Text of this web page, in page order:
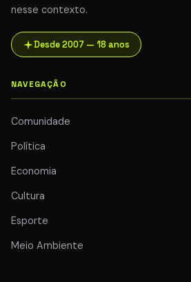
nesse contexto.
Desde 2007 — 18 anos
NAVEGAÇÃO
Comunidade
Política
Economia
Cultura
Esporte
Meio Ambiente